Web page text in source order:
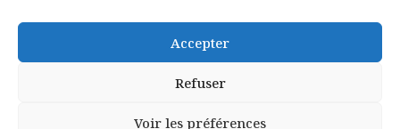
Accepter
Refuser
Voir les préférences